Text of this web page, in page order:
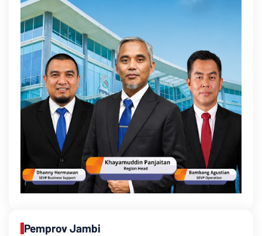
Pemprov Jambi